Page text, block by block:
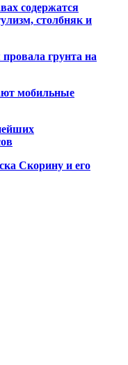
содержатся
столбняк и
грунта на
мобильные
Скорину и его